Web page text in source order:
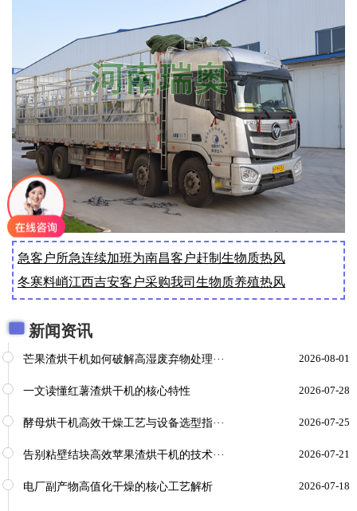
急客户所急连续加班为南昌客户赶制生物质热风
冬寒料峭江西吉安客户采购我司生物质养殖热风
新闻资讯
芒果渣烘干机如何破解高湿废弃物处理··· 2026-08-01
一文读懂红薯渣烘干机的核心特性 2026-07-28
酵母烘干机高效干燥工艺与设备选型指··· 2026-07-25
告别粘壁结块高效苹果渣烘干机的技术··· 2026-07-21
电厂副产物高值化干燥的核心工艺解析 2026-07-18